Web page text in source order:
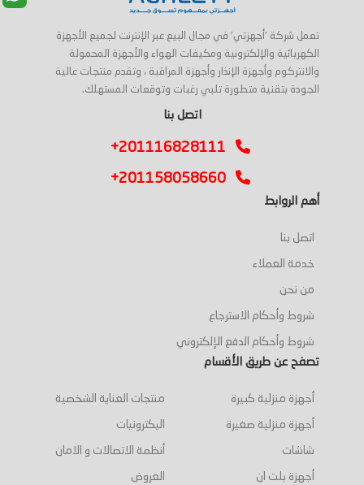
تعمل شركة 'أجهزتي' في مجال البيع عبر الإنترنت لجميع الأجهزة
الكهربائية والإلكترونية ومكيفات الهواء والأجهزة المحمولة
والانتركوم وأجهزة الإنذار وأجهزة المراقبة ، وتقدم منتجات عالية
الجودة بتقنية متطورة تلبي رغبات وتوقعات المستهلك.
اتصل بنا
+201116828111
+201158058660
أهم الروابط
اتصل بنا
خدمة العملاء
من نحن
شروط وأحكام الاسترجاع
شروط وأحكام الدفع الإلكتروني
تصفح عن طريق الأقسام
أجهزة منزلية كبيرة
أجهزة منزلية صغيرة
شاشات
أجهزة بلت ان
منتجات العناية الشخصية
اليكترونيات
أنظمة الاتصالات و الامان
العروض